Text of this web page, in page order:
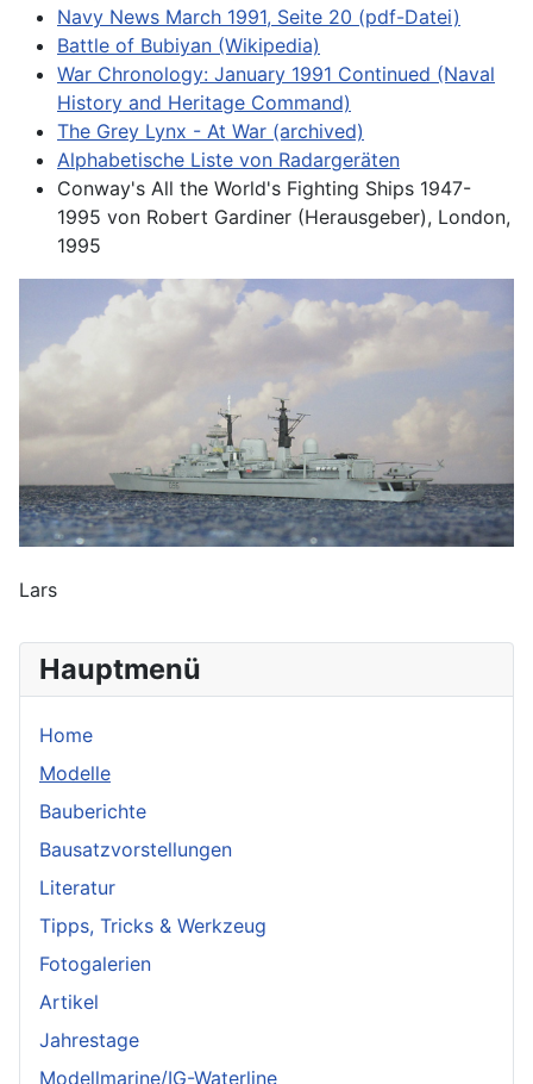
Hauptmenü
Home
Modelle
Bauberichte
Bausatzvorstellungen
Literatur
Tipps, Tricks & Werkzeug
Fotogalerien
Artikel
Jahrestage
Modellmarine/IG-Waterline
Navy News March 1991, Seite 20 (pdf-Datei)
Battle of Bubiyan (Wikipedia)
War Chronology: January 1991 Continued (Naval
History and Heritage Command)
The Grey Lynx - At War (archived)
Alphabetische Liste von Radargeräten
Conway's All the World's Fighting Ships 1947-
1995 von Robert Gardiner (Herausgeber), London,
1995
Lars